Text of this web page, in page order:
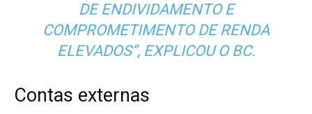
DE ENDIVIDAMENTO E
COMPROMETIMENTO DE RENDA
ELEVADOS”, EXPLICOU O BC.
Contas externas